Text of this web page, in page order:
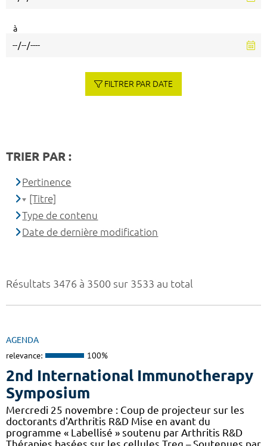
Résultats 3476 à 3500 sur 3533 au total
AGENDA
relevance: 100%
2nd International Immunotherapy
Symposium
Mercredi 25 novembre : Coup de projecteur sur les
doctorants d'Arthritis R&D Mise en avant du
programme « Labellisé » soutenu par Arthritis R&D
à
FILTRER PAR DATE
TRIER PAR :
Pertinence
[Titre]
Type de contenu
Date de dernière modification